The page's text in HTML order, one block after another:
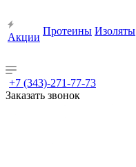
Акции
Протеины Изоляты
+7 (343)-271-77-73
Заказать звонок